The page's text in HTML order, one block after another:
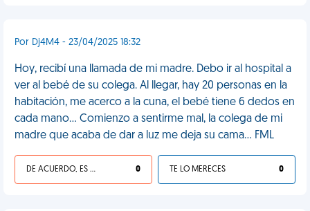
Por Dj4M4 - 23/04/2025 18:32
Hoy, recibí una llamada de mi madre. Debo ir al hospital a
ver al bebé de su colega. Al llegar, hay 20 personas en la
habitación, me acerco a la cuna, el bebé tiene 6 dedos en
cada mano... Comienzo a sentirme mal, la colega de mi
madre que acaba de dar a luz me deja su cama... FML
DE ACUERDO, ES UNA VIDA HP 0 TE LO MERECES 0